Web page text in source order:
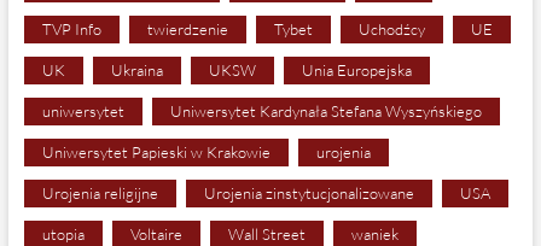
TVP Info twierdzenie Tybet Uchodźcy UE
UK Ukraina UKSW Unia Europejska
uniwersytet Uniwersytet Kardynała Stefana Wyszyńskiego
Uniwersytet Papieski w Krakowie urojenia
Urojenia religijne Urojenia zinstytucjonalizowane USA
utopia Voltaire Wall Street waniek